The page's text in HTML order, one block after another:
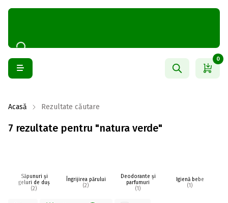
0
Acasă Rezultate căutare
7 rezultate pentru "natura verde"
Săpunuri și
geluri de duș
(2)
Îngrijirea părului
(2)
Deodorante și
parfumuri
(1)
Igienă bebe
(1)